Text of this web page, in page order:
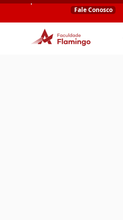
Fale Conosco